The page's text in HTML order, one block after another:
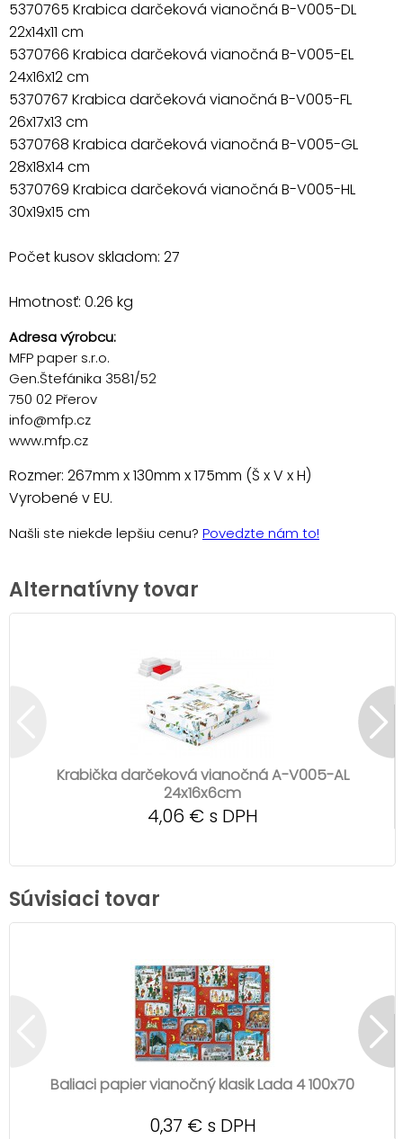
5370765 Krabica darčeková vianočná B-V005-DL
22x14x11 cm
5370766 Krabica darčeková vianočná B-V005-EL
24x16x12 cm
5370767 Krabica darčeková vianočná B-V005-FL
26x17x13 cm
5370768 Krabica darčeková vianočná B-V005-GL
28x18x14 cm
5370769 Krabica darčeková vianočná B-V005-HL
30x19x15 cm
Počet kusov skladom: 27
Hmotnosť: 0.26 kg
Adresa výrobcu:
MFP paper s.r.o.
Gen.Štefánika 3581/52
750 02 Přerov
info@mfp.cz
www.mfp.cz
Rozmer: 267mm x 130mm x 175mm (Š x V x H)
Vyrobené v EU.
Našli ste niekde lepšiu cenu? Povedzte nám to!
Alternatívny tovar
Krabička darčeková vianočná A-V005-AL
24x16x6cm
4,06 € s DPH
Súvisiaci tovar
Baliaci papier vianočný klasik Lada 4 100x70
0,37 € s DPH